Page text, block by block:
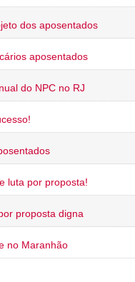
dos aposentados
aposentados
do NPC no RJ
luta por proposta!
proposta digna
no Maranhão